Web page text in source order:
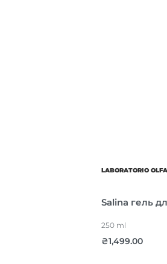
LABORATORIO
Salina гель
250 ml
₴1,499.00